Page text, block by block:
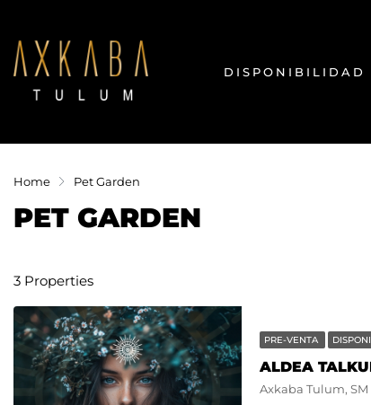
DISPONIBILIDAD
Home Pet Garden
PET GARDEN
3 Properties
PRE-VENTA
ALDEA